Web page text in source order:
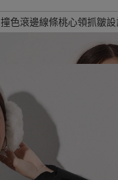
撞色滾邊線條桃心領抓皺